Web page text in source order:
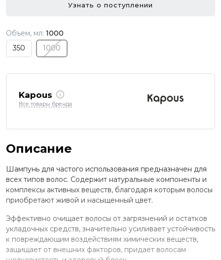
Узнать о поступлении
Объем, мл: 1000
350
1000
Kapous
Все товары бренда
Описание
Шампунь для частого использования предназначен для
всех типов волос. Содержит натуральные компоненты и
комплексы активных веществ, благодаря которым волосы
приобретают живой и насыщенный цвет.
Эффективно очищает волосы от загрязнений и остатков
укладочных средств, значительно усиливает устойчивость
к повреждающим воздействиям химических веществ,
защищает от внешних факторов, придает волосам